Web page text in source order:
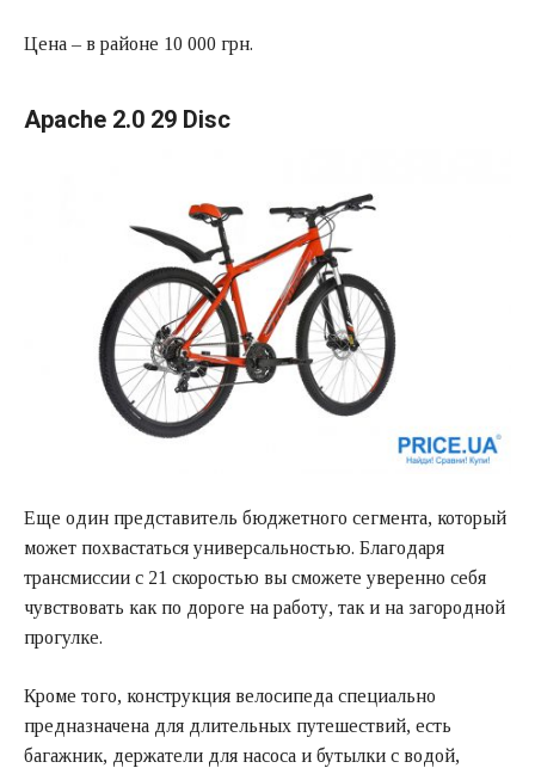
Цена – в районе 10 000 грн.
Apache 2.0 29 Disc
Еще один представитель бюджетного сегмента, который
может похвастаться универсальностью. Благодаря
трансмиссии с 21 скоростью вы сможете уверенно себя
чувствовать как по дороге на работу, так и на загородной
прогулке.
Кроме того, конструкция велосипеда специально
предназначена для длительных путешествий, есть
багажник, держатели для насоса и бутылки с водой,